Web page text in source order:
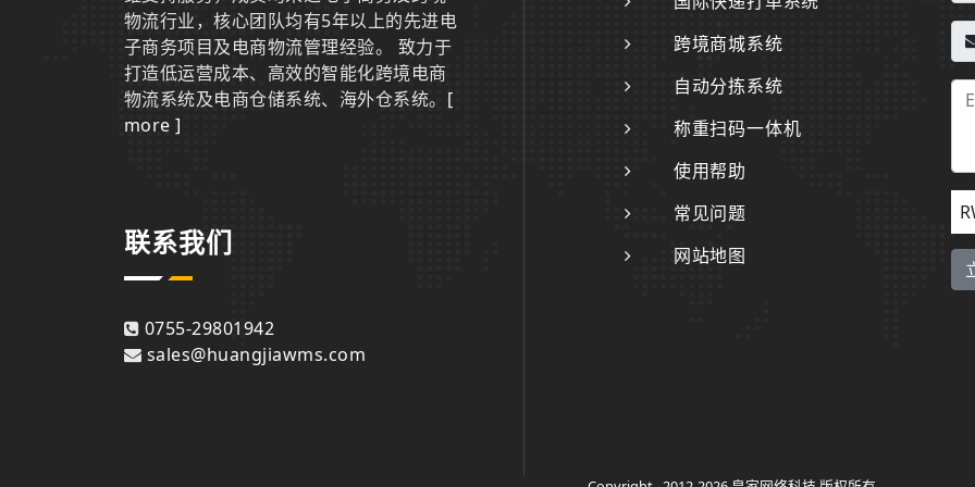
物流行业，核心团队均有5年以上的先进电
子商务项目及电商物流管理经验。 致力于
打造低运营成本、高效的智能化跨境电商
物流系统及电商仓储系统、海外仓系统。 [
more ]
联系我们
0755-29801942
sales@huangjiawms.com
跨境商城系统
自动分拣系统
称重扫码一体机
使用帮助
常见问题
网站地图